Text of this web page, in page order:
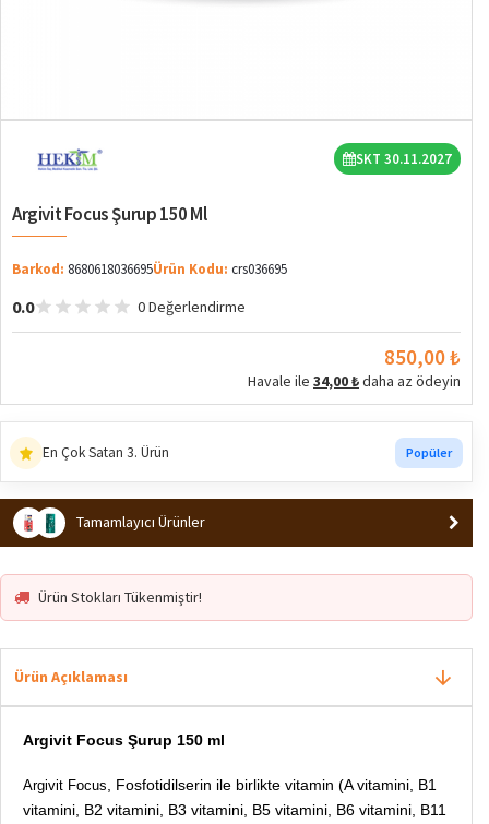
SKT 30.11.2027
Argivit Focus Şurup 150 Ml
Barkod: 8680618036695Ürün Kodu: crs036695
0.0 0 Değerlendirme
850,00 ₺
Havale ile 34,00 ₺daha az ödeyin
En Çok Satan 3. Ürün Popüler
Tamamlayıcı Ürünler
Ürün Stokları Tükenmiştir!
Ürün Açıklaması
Argivit Focus Şurup 150 ml
Argivit Focus , Fosfotidilserin ile birlikte vitamin (A vitamini, B1
vitamini, B2 vitamini, B3 vitamini, B5 vitamini, B6 vitamini, B11